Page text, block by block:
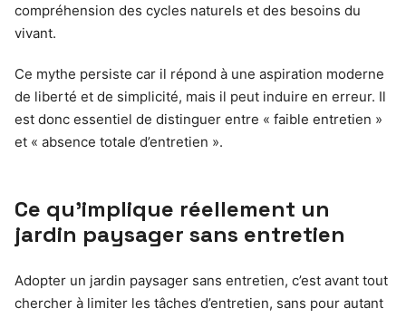
compréhension des cycles naturels et des besoins du
vivant.
Ce mythe persiste car il répond à une aspiration moderne
de liberté et de simplicité, mais il peut induire en erreur. Il
est donc essentiel de distinguer entre « faible entretien »
et « absence totale d’entretien ».
Ce qu’implique réellement un
jardin paysager sans entretien
Adopter un jardin paysager sans entretien, c’est avant tout
chercher à limiter les tâches d’entretien, sans pour autant